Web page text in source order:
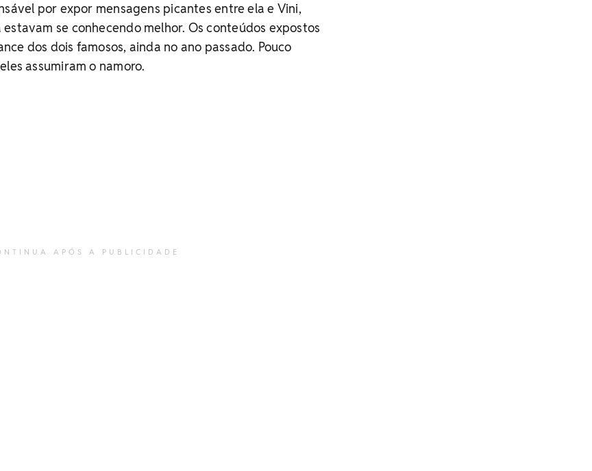
por expor mensagens picantes entre ela e Vini,
se conhecendo melhor. Os conteúdos expostos
dos dois famosos, ainda no ano passado. Pouco
assumiram o namoro.
APÓS A PUBLICIDADE